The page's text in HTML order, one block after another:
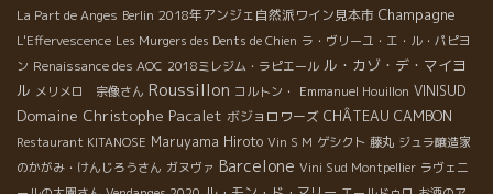
La Part de Anges Berlin 2018年アンジェ自然派ワイン見本市 Champagne
L'Effervescence Les Murgers des Dents de Chien ラ・ヴリーユ・エ・ル・パピヨ
ン Renaissance des AOC 2018ミレジム・ラピエール ル・カゾ・デ・マイヨ
ル メリメロ 宗像さん Roussillon コルトン・ Emmanuel Houillon VINISUD
Domaine Christophe Pacalet ボジョロワーズ CHÂTEAU CAMBON
Restaurant KITANOSE Maruyama Hiroto Vin S M ゲシクト 藤丸 ジュラ醸造家
のかがみ・けんじろうさん ガヌヴァ Barcelone Vini Sud Montpellier ラヴェニ